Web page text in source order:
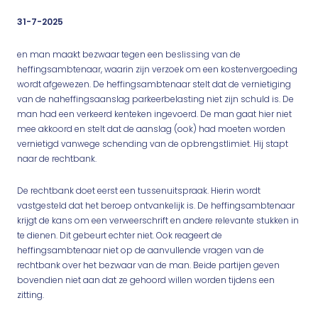
31-7-2025
en man maakt bezwaar tegen een beslissing van de
heffingsambtenaar, waarin zijn verzoek om een kostenvergoeding
wordt afgewezen. De heffingsambtenaar stelt dat de vernietiging
van de naheffingsaanslag parkeerbelasting niet zijn schuld is. De
man had een verkeerd kenteken ingevoerd. De man gaat hier niet
mee akkoord en stelt dat de aanslag (ook) had moeten worden
vernietigd vanwege schending van de opbrengstlimiet. Hij stapt
naar de rechtbank.
De rechtbank doet eerst een tussenuitspraak. Hierin wordt
vastgesteld dat het beroep ontvankelijk is. De heffingsambtenaar
krijgt de kans om een verweerschrift en andere relevante stukken in
te dienen. Dit gebeurt echter niet. Ook reageert de
heffingsambtenaar niet op de aanvullende vragen van de
rechtbank over het bezwaar van de man. Beide partijen geven
bovendien niet aan dat ze gehoord willen worden tijdens een
zitting.